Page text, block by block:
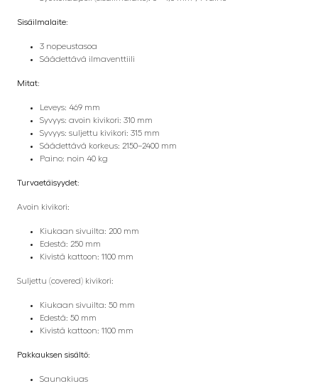
Sisäilmalaite:
3 nopeustasoa
Säädettävä ilmaventtiili
Mitat:
Leveys: 469 mm
Syvyys: avoin kivikori: 310 mm
Syvyys: suljettu kivikori: 315 mm
Säädettävä korkeus: 2150–2400 mm
Paino: noin 40 kg
Turvaetäisyydet:
Avoin kivikori:
Kiukaan sivuilta: 200 mm
Edestä: 250 mm
Kivistä kattoon: 1100 mm
Suljettu (covered) kivikori:
Kiukaan sivuilta: 50 mm
Edestä: 50 mm
Kivistä kattoon: 1100 mm
Pakkauksen sisältö:
Saunakiuas